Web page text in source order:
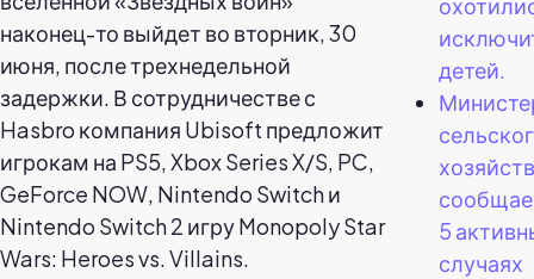
наконец-то выйдет во вторник, 30
июня, после трехнедельной
задержки. В сотрудничестве с
Hasbro компания Ubisoft предложит
игрокам на PS5, Xbox Series X/S, PC,
GeForce NOW, Nintendo Switch и
Nintendo Switch 2 игру Monopoly Star
Wars: Heroes vs. Villains.
детей.
5
случаях